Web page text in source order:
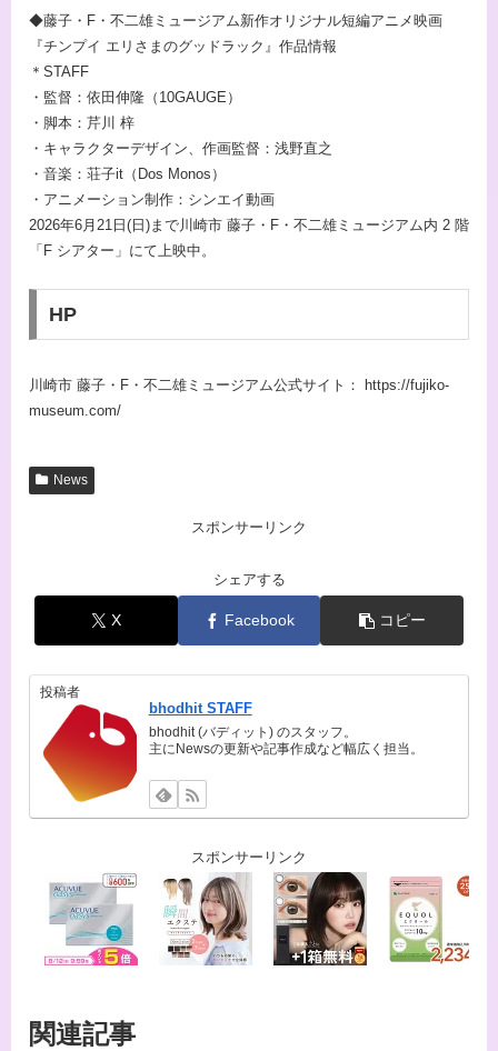
◆藤子・F・不二雄ミュージアム新作オリジナル短編アニメ映画
『チンプイ エリさまのグッドラック』作品情報
＊STAFF
・監督：依田伸隆（10GAUGE）
・脚本：芹川 梓
・キャラクターデザイン、作画監督：浅野直之
・音楽：荘子it（Dos Monos）
・アニメーション制作：シンエイ動画
2026年6月21日(日)まで川崎市 藤子・F・不二雄ミュージアム内 2 階
「F シアター」にて上映中。
HP
川崎市 藤子・F・不二雄ミュージアム公式サイト： https://fujiko-
museum.com/
News
スポンサーリンク
シェアする
X Facebook コピー
投稿者
bhodhit STAFF
bhodhit (バディット) のスタッフ。
主にNewsの更新や記事作成など幅広く担当。
スポンサーリンク
関連記事